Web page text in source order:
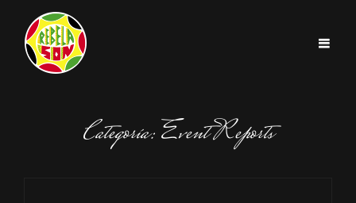
Categoría:Event Reports